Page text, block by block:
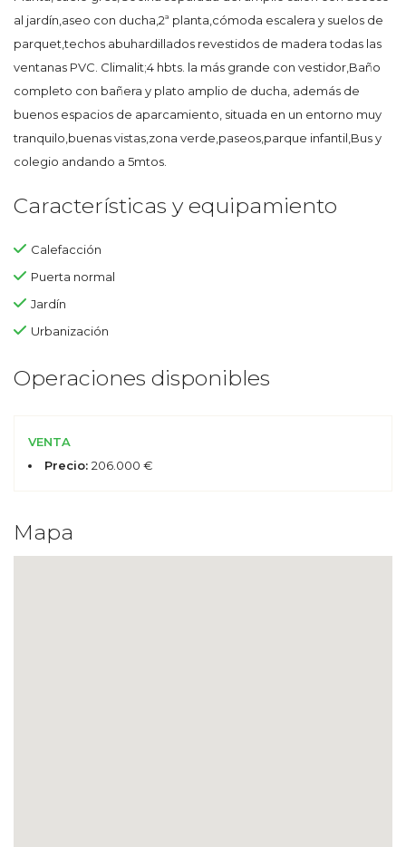
al jardín,aseo con ducha,2ª planta,cómoda escalera y suelos de
parquet,techos abuhardillados revestidos de madera todas las
ventanas PVC. Climalit;4 hbts. la más grande con vestidor,Baño
completo con bañera y plato amplio de ducha, además de
buenos espacios de aparcamiento, situada en un entorno muy
tranquilo,buenas vistas,zona verde,paseos,parque infantil,Bus y
colegio andando a 5mtos.
Características y equipamiento
Calefacción
Puerta normal
Jardín
Urbanización
Operaciones disponibles
VENTA
Precio: 206.000 €
Mapa